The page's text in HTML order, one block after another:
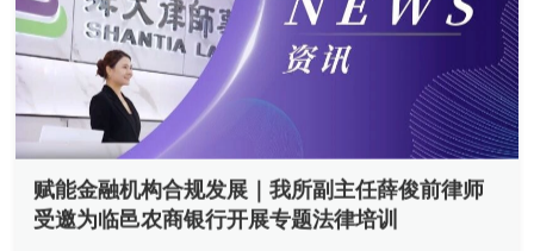
赋能金融机构合规发展｜我所副主任薛俊前律师
受邀为临邑农商银行开展专题法律培训